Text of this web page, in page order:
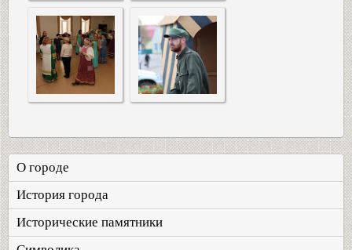
О городе
История города
Исторические памятники